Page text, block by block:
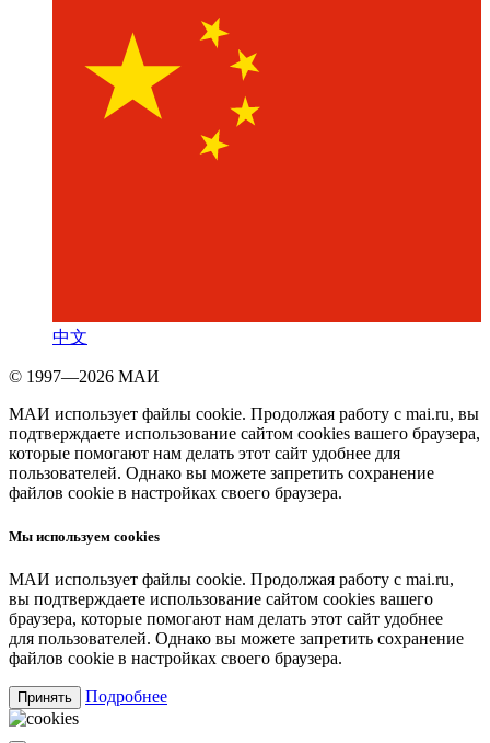
中文
© 1997—2026 МАИ
МАИ использует файлы cookie. Продолжая работу с mai.ru, вы
подтверждаете использование сайтом cookies вашего браузера,
которые помогают нам делать этот сайт удобнее для
пользователей. Однако вы можете запретить сохранение
файлов cookie в настройках своего браузера.
Мы используем cookies
МАИ использует файлы cookie. Продолжая работу с mai.ru,
вы подтверждаете использование сайтом cookies вашего
браузера, которые помогают нам делать этот сайт удобнее
для пользователей. Однако вы можете запретить сохранение
файлов cookie в настройках своего браузера.
Принять Подробнее